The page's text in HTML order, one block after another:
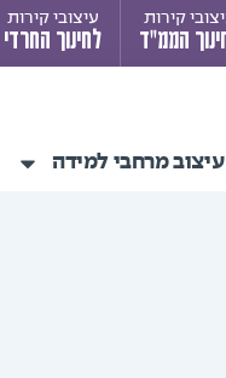
קירות
הממ"ד
עיצובי קירות
לחינוך החרדי
עיצוב מרחבי למידה